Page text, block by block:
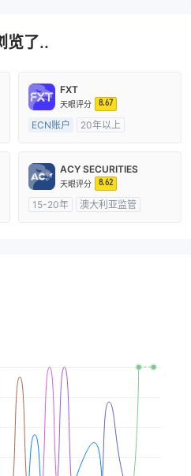
览了..
FXT
天眼评分 8.67
ECN账户
20年以上
主标MT4
ACY SECURITIES
天眼评分 8.62
15-20年
澳大利亚监管